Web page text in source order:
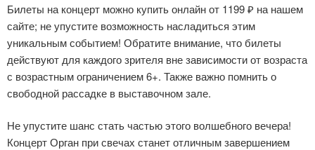
Билеты на концерт можно купить онлайн от 1199 ₽ на нашем
сайте; не упустите возможность насладиться этим
уникальным событием! Обратите внимание, что билеты
действуют для каждого зрителя вне зависимости от возраста
с возрастным ограничением 6+. Также важно помнить о
свободной рассадке в выставочном зале.
Не упустите шанс стать частью этого волшебного вечера!
Концерт Орган при свечах станет отличным завершением